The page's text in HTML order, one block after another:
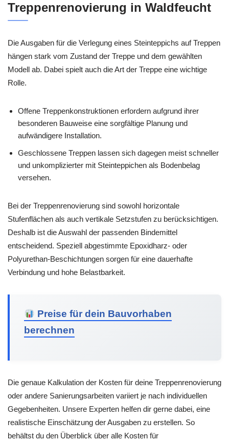
Treppenrenovierung in Waldfeucht
Die Ausgaben für die Verlegung eines Steinteppichs auf Treppen
hängen stark vom Zustand der Treppe und dem gewählten
Modell ab. Dabei spielt auch die Art der Treppe eine wichtige
Rolle.
Offene Treppenkonstruktionen erfordern aufgrund ihrer
besonderen Bauweise eine sorgfältige Planung und
aufwändigere Installation.
Geschlossene Treppen lassen sich dagegen meist schneller
und unkomplizierter mit Steinteppichen als Bodenbelag
versehen.
Bei der Treppenrenovierung sind sowohl horizontale
Stufenflächen als auch vertikale Setzstufen zu berücksichtigen.
Deshalb ist die Auswahl der passenden Bindemittel
entscheidend. Speziell abgestimmte Epoxidharz- oder
Polyurethan-Beschichtungen sorgen für eine dauerhafte
Verbindung und hohe Belastbarkeit.
Preise für dein Bauvorhaben
berechnen
Die genaue Kalkulation der Kosten für deine Treppenrenovierung
oder andere Sanierungsarbeiten variiert je nach individuellen
Gegebenheiten. Unsere Experten helfen dir gerne dabei, eine
realistische Einschätzung der Ausgaben zu erstellen. So
behältst du den Überblick über alle Kosten für